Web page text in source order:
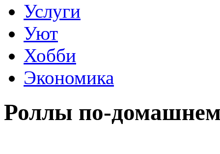
Услуги
Уют
Хобби
Экономика
Роллы по-